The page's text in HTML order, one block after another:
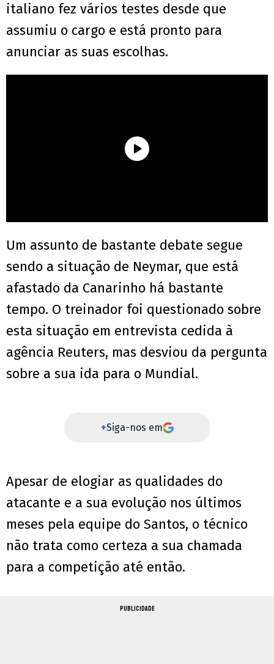
italiano fez vários testes desde que
assumiu o cargo e está pronto para
anunciar as suas escolhas.
Um assunto de bastante debate segue
sendo a situação de Neymar, que está
afastado da Canarinho há bastante
tempo. O treinador foi questionado sobre
esta situação em entrevista cedida à
agência Reuters, mas desviou da pergunta
sobre a sua ida para o Mundial.
+Siga-nos em
Apesar de elogiar as qualidades do
atacante e a sua evolução nos últimos
meses pela equipe do Santos, o técnico
não trata como certeza a sua chamada
para a competição até então.
PUBLICIDADE